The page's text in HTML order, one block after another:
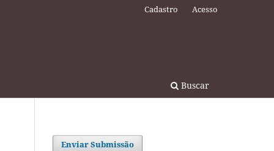
Buscar
Cadastro Acesso
Enviar Submissão